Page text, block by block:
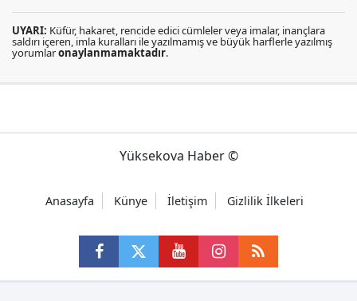
UYARI: Küfür, hakaret, rencide edici cümleler veya imalar, inançlara
saldırı içeren, imla kuralları ile yazılmamış ve büyük harflerle yazılmış
yorumlaronaylanmamaktadır.
Yüksekova Haber ©
Anasayfa Künye İletişim Gizlilik İlkeleri